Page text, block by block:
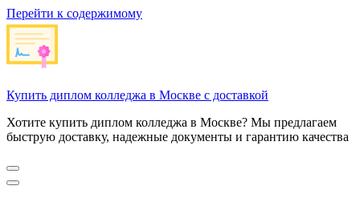
Перейти к содержимому
Купить диплом колледжа в Москве с доставкой
Хотите купить диплом колледжа в Москве? Мы предлагаем
быструю доставку, надежные документы и гарантию качества